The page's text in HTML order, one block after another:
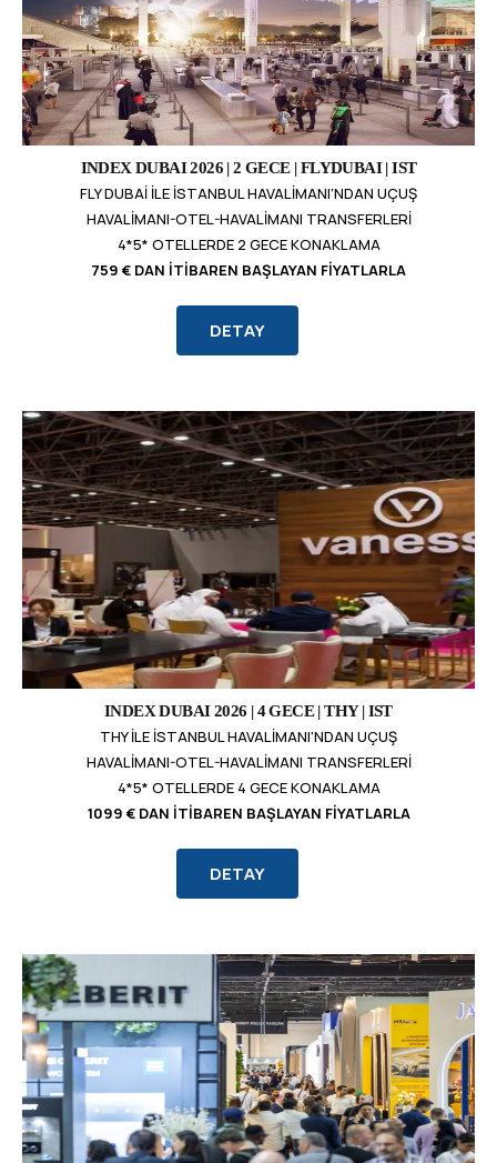
INDEX DUBAI 2026 | 2 GECE | FLYDUBAI | IST
FLY DUBAI ILE İSTANBUL HAVALIMANI'NDAN UÇUŞ
HAVALIMANI-OTEL-HAVALIMANI TRANSFERLERI
4*5* OTELLERDE 2 GECE KONAKLAMA
759 € DAN İTIBAREN BAŞLAYAN FIYATLARLA
DETAY
INDEX DUBAI 2026 | 4 GECE | THY | IST
THY ILE İSTANBUL HAVALIMANI'NDAN UÇUŞ
HAVALIMANI-OTEL-HAVALIMANI TRANSFERLERI
4*5* OTELLERDE 4 GECE KONAKLAMA
1099 € DAN İTIBAREN BAŞLAYAN FIYATLARLA
DETAY